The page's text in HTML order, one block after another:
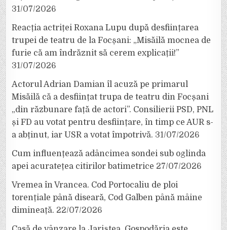
31/07/2026
Reacția actriței Roxana Lupu după desființarea
trupei de teatru de la Focșani: „Misăilă mocnea de
furie că am îndrăznit să cerem explicații!”
31/07/2026
Actorul Adrian Damian îl acuză pe primarul
Misăilă că a desființat trupa de teatru din Focșani
„din răzbunare față de actori”. Consilierii PSD, PNL
și FD au votat pentru desființare, în timp ce AUR s-
a abținut, iar USR a votat împotrivă. 31/07/2026
Cum influențează adâncimea sondei sub oglinda
apei acuratețea citirilor batimetrice 27/07/2026
Vremea în Vrancea. Cod Portocaliu de ploi
torențiale până diseară, Cod Galben până mâine
dimineață. 22/07/2026